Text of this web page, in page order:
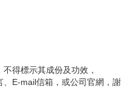
得標示其成份及功效，
E-mail信箱，或公司官網，謝